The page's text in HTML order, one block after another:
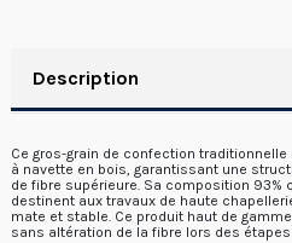
Description
Ce gros-grain de confection
à navette en bois, garantissant une
de fibre supérieure. Sa composition 93%
destinent aux travaux de haute
mate et stable. Ce produit haut de
sans altération de la fibre lors des